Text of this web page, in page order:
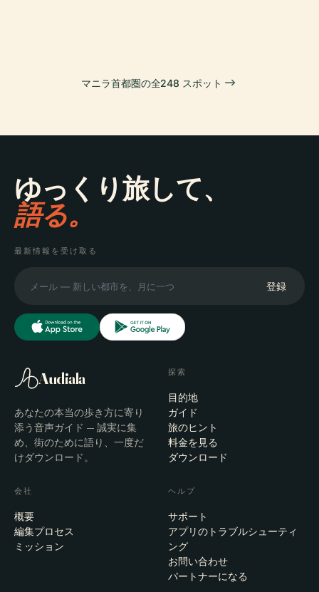
マニラ首都圏の全248 スポット
ゆっくり旅して、
語る。
最新情報を受け取る
登録
Audiala
あなたの本当の歩き方に寄り
添う音声ガイド — 誠実に集
め、街のために語り、一度だ
けダウンロード。
探索
目的地
ガイド
旅のヒント
料金を見る
ダウンロード
会社
概要
編集プロセス
ミッション
ヘルプ
サポート
アプリのトラブルシューティ
ング
お問い合わせ
パートナーになる